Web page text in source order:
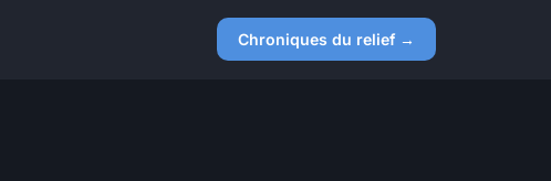
Chroniques du relief →